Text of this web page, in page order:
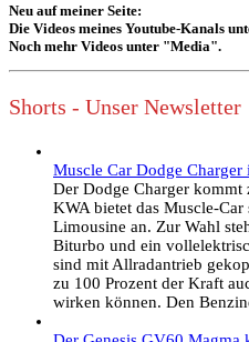
Neu auf meiner Seite:
Die Videos meines Youtube-Kanals
Noch mehr Videos unter "Media".
Shorts - Unser Newsletter
Muscle Car Dodge Charger
Der Dodge Charger
KWA bietet das Muscle-
Limousine an. Zur Wahl
Biturbo und ein
sind mit Allradantrieb
zu 100 Prozent der Kraft
wirken können. Den